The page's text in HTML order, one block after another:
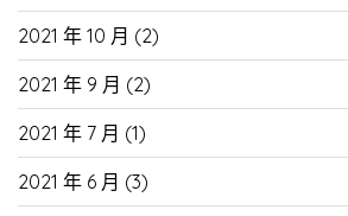
2021 年 10 月 (2)
2021 年 9 月 (2)
2021 年 7 月 (1)
2021 年 6 月 (3)